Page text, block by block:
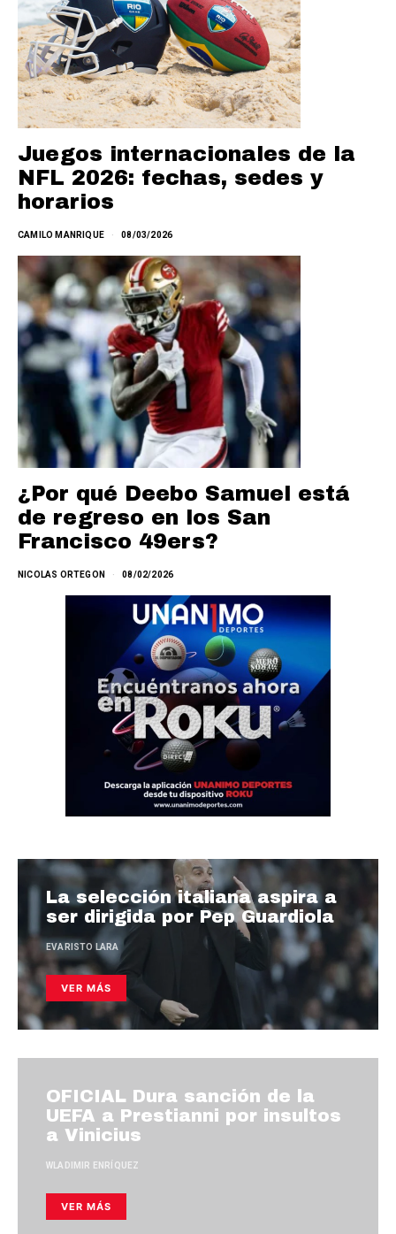
Juegos internacionales de la
NFL 2026: fechas, sedes y
horarios
CAMILO MANRIQUE 08/03/2026
¿Por qué Deebo Samuel está
de regreso en los San
Francisco 49ers?
NICOLAS ORTEGON 08/02/2026
La selección italiana aspira a
ser dirigida por Pep Guardiola
EVARISTO LARA
VER MÁS
OFICIAL Dura sanción de la
UEFA a Prestianni por insultos
a Vinicius
WLADIMIR ENRÍQUEZ
VER MÁS